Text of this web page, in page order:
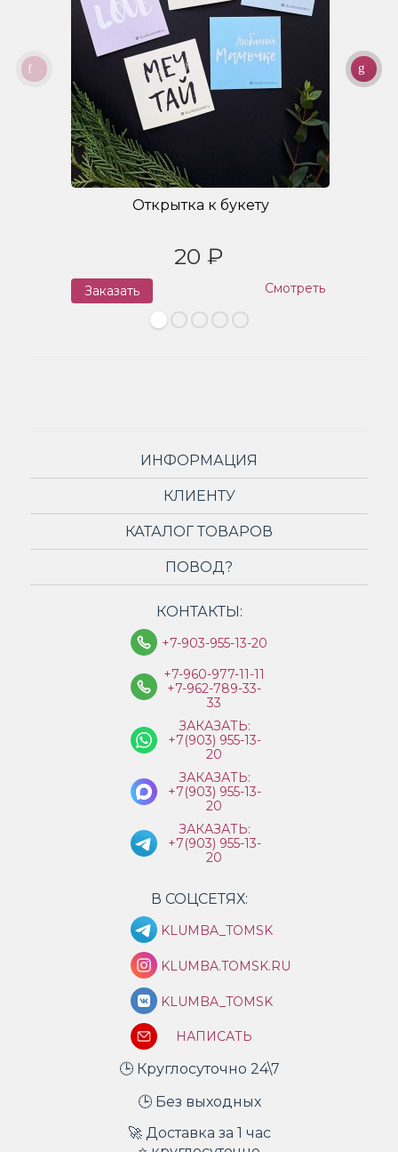
Открытка к букету
20 ₽
Заказать Смотреть
ИНФОРМАЦИЯ
КЛИЕНТУ
КАТАЛОГ ТОВАРОВ
ПОВОД?
КОНТАКТЫ:
+7-903-955-13-20
+7-960-977-11-11
+7-962-789-33-
33
ЗАКАЗАТЬ:
+7(903) 955-13-
20
ЗАКАЗАТЬ:
+7(903) 955-13-
20
ЗАКАЗАТЬ:
+7(903) 955-13-
20
В СОЦСЕТЯХ:
KLUMBA_TOMSK
KLUMBA.TOMSK.RU
KLUMBA_TOMSK
НАПИСАТЬ
🕒 Круглосуточно 24\7
🕒 Без выходных
🚀 Доставка за 1 час